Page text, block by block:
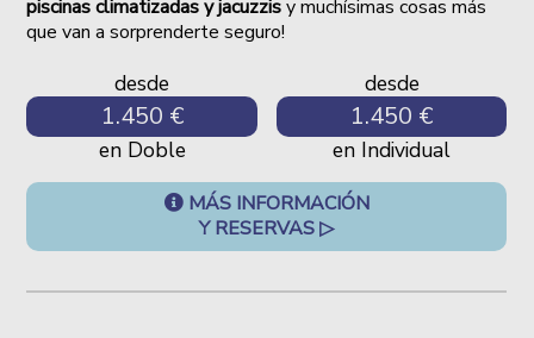
piscinas climatizadas y jacuzzisy muchísimas cosas más
que van a sorprenderte seguro!
desde
1.450 €
en Doble
desde
1.450 €
en Individual
MÁS INFORMACIÓN
Y RESERVAS ▷